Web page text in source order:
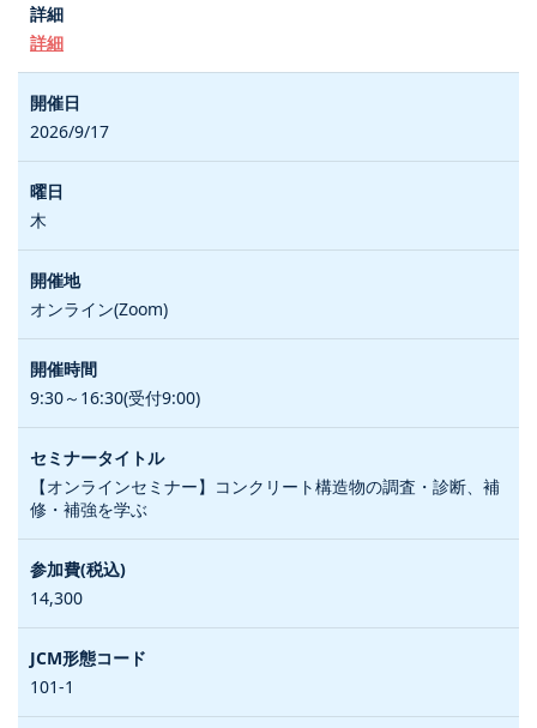
詳細
2026/9/17
木
オンライン(Zoom)
9:30～16:30(受付9:00)
【オンラインセミナー】コンクリート構造物の調査・診断、補
修・補強を学ぶ
14,300
101-1